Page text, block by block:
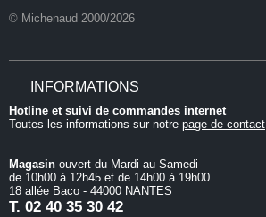
© Michenaud 2000/2026
INFORMATIONS
Hotline et suivi de commandes internet
Toutes les informations sur notre page de contact
Magasin ouvert du Mardi au Samedi
de 10h00 à 12h45 et de 14h00 à 19h00
18 allée Baco - 44000 NANTES
T. 02 40 35 30 42